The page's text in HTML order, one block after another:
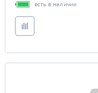
есть в наличии